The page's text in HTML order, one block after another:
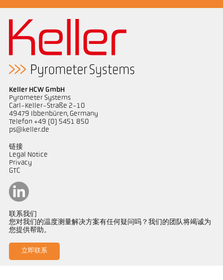
Keller HCW GmbH
Pyrometer Systems
Carl-Keller-Straße 2-10
49479 Ibbenbüren, Germany
Telefon +49 (0) 5451 850
ps@keller.de
链接
Legal Notice
Privacy
GTC
联系我们
您对我们的温度测量解决方案有任何疑问吗？我们的团队将竭诚为
您提供帮助。
立即联系